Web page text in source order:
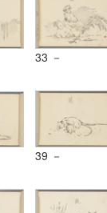
33 －
39 －